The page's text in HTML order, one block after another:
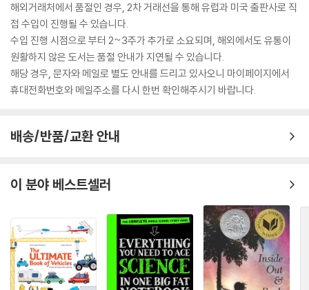
해외거래처에서 품절인 경우, 2차 거래선을 통해 유럽과 미국 출판사로 직
접 수입이 진행될 수 있습니다.
수입 진행 시점으로 부터 2~3주가 추가로 소요되며, 해외에서도 유통이
원활하지 않은 도서는 품절 안내가 지연될 수 있습니다.
해당 경우, 문자와 메일로 별도 안내를 드리고 있사오니 마이페이지에서
휴대전화번호와 메일주소를 다시 한번 확인해주시기 바랍니다.
배송/반품/교환 안내
이 분야 베스트셀러